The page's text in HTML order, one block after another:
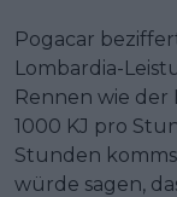
Pogacar
Lombardia-
Rennen wie
1000 KJ pro
Stunden
würde sagen,